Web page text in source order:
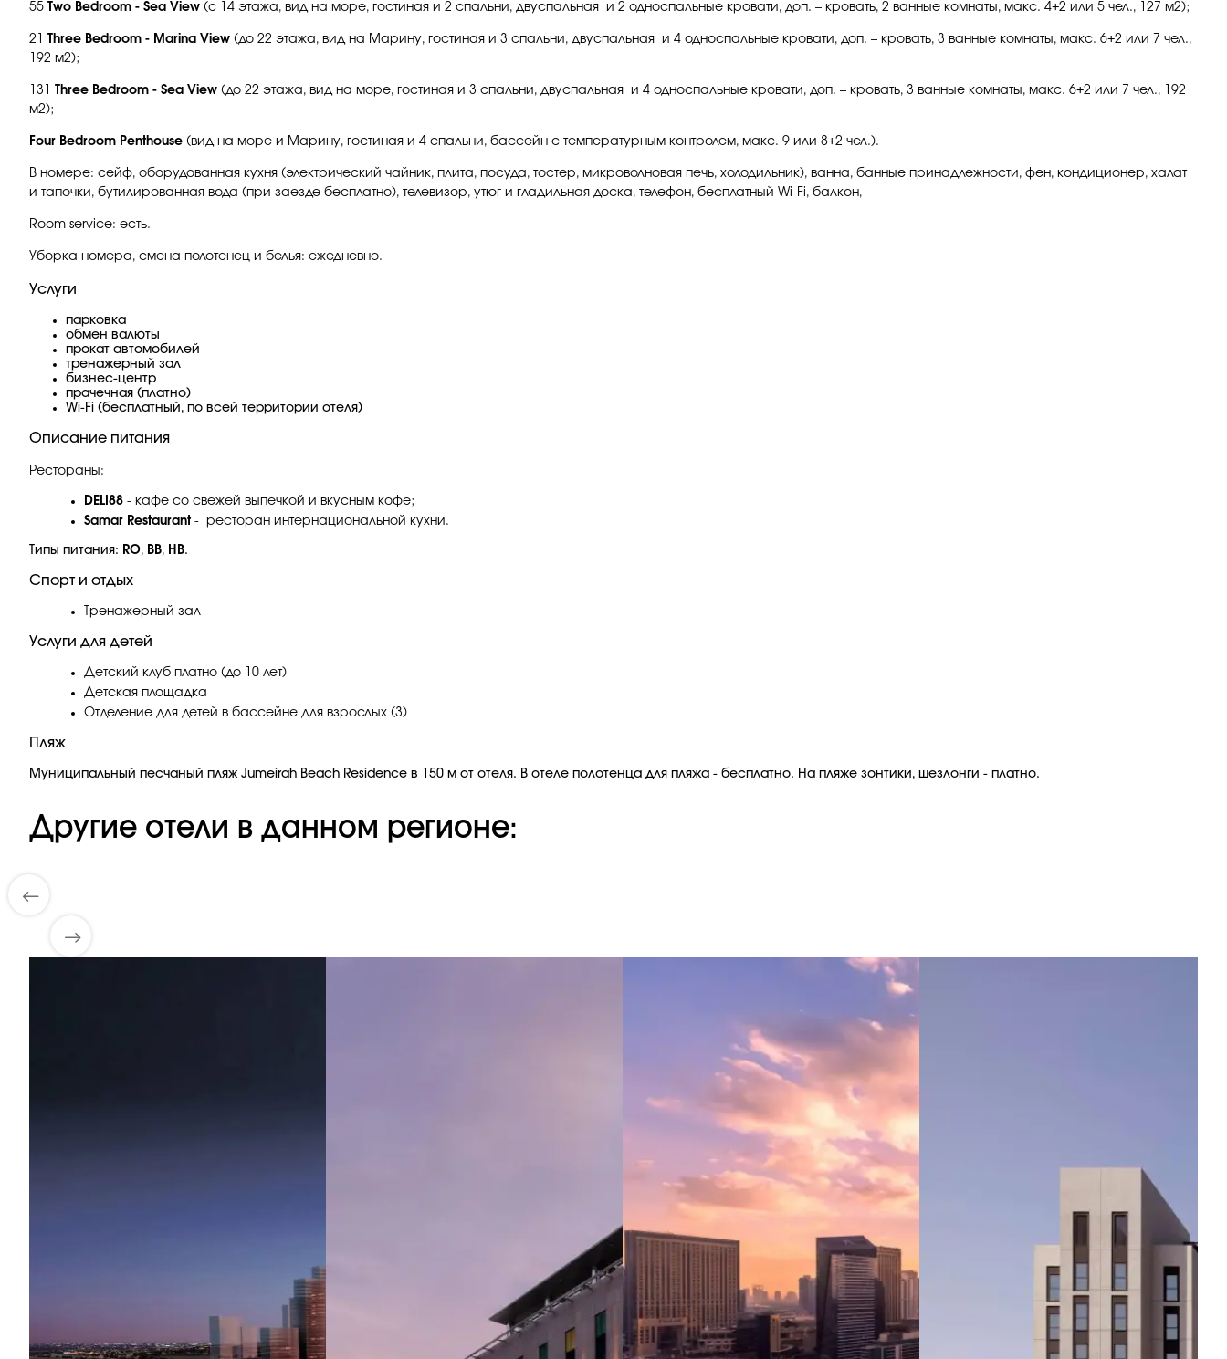
55 Two Bedroom - Sea View (с 14 этажа, вид на море, гостиная и 2 спальни, двуспальная и 2 односпальные кровати, доп. – кровать, 2 ванные комнаты, макс. 4+2 или 5 чел., 127 м2);
21 Three Bedroom - Marina View (до 22 этажа, вид на Марину, гостиная и 3 спальни, двуспальная и 4 односпальные кровати, доп. – кровать, 3 ванные комнаты, макс. 6+2 или 7 чел.,
192 м2);
131 Three Bedroom - Sea View (до 22 этажа, вид на море, гостиная и 3 спальни, двуспальная и 4 односпальные кровати, доп. – кровать, 3 ванные комнаты, макс. 6+2 или 7 чел., 192
м2);
Four Bedroom Penthouse (вид на море и Марину, гостиная и 4 спальни, бассейн с температурным контролем, макс. 9 или 8+2 чел.).
В номере: сейф, оборудованная кухня (электрический чайник, плита, посуда, тостер, микроволновая печь, холодильник), ванна, банные принадлежности, фен, кондиционер, халат
и тапочки, бутилированная вода (при заезде бесплатно), телевизор, утюг и гладильная доска, телефон, бесплатный Wi-Fi, балкон,
Room service: есть.
Уборка номера, смена полотенец и белья: ежедневно.
Услуги
парковка
обмен валюты
прокат автомобилей
тренажерный зал
бизнес-центр
прачечная (платно)
Wi-Fi (бесплатный, по всей территории отеля)
Описание питания
Рестораны:
DELI88 - кафе со свежей выпечкой и вкусным кофе;
Samar Restaurant - ресторан интернациональной кухни.
Типы питания: RO, BB, HB.
Спорт и отдых
Тренажерный зал
Услуги для детей
Детский клуб платно (до 10 лет)
Детская площадка
Отделение для детей в бассейне для взрослых (3)
Пляж
Муниципальный песчаный пляж Jumeirah Beach Residence в 150 м от отеля. В отеле полотенца для пляжа - бесплатно. На пляже зонтики, шезлонги - платно.
Другие отели в данном регионе: